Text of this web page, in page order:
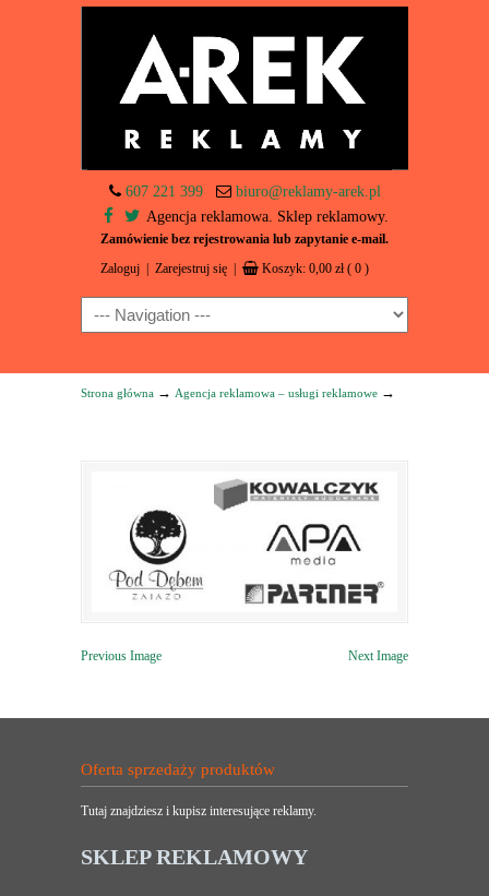
607 221 399
biuro@reklamy-arek.pl
Agencja reklamowa. Sklep reklamowy.
Zamówienie bez rejestrowania lub zapytanie e-mail.
Zaloguj Zarejestruj się Koszyk: 0,00 zł ( 0 )
Navigation
Strona główna → Agencja reklamowa – usługi reklamowe →
Previous Image Next Image
Oferta sprzedaży produktów
Tutaj znajdziesz i kupisz interesujące reklamy.
SKLEP REKLAMOWY